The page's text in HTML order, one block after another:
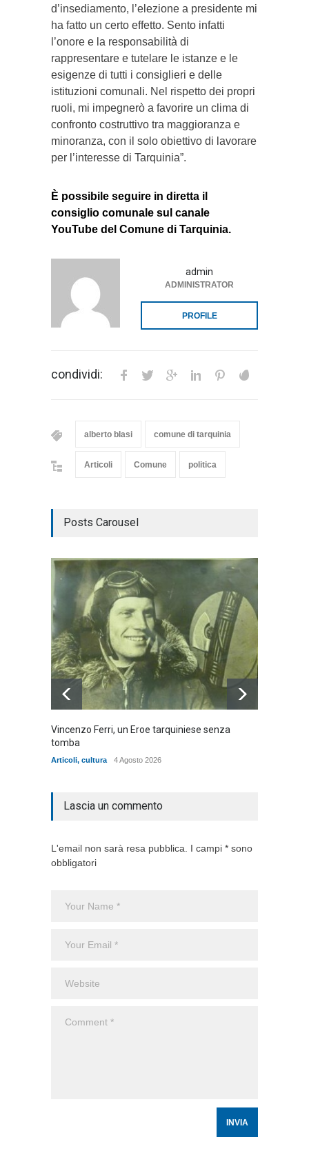
d’insediamento, l’elezione a presidente mi
ha fatto un certo effetto. Sento infatti
l’onore e la responsabilità di
rappresentare e tutelare le istanze e le
esigenze di tutti i consiglieri e delle
istituzioni comunali. Nel rispetto dei propri
ruoli, mi impegnerò a favorire un clima di
confronto costruttivo tra maggioranza e
minoranza, con il solo obiettivo di lavorare
per l’interesse di Tarquinia”.
È possibile seguire in diretta il
consiglio comunale sul canale
YouTube del Comune di Tarquinia.
admin
ADMINISTRATOR
PROFILE
condividi:
alberto blasi comune di tarquinia
Articoli Comune politica
Posts Carousel
Vincenzo Ferri, un Eroe tarquiniese senza
tomba
Articoli, cultura 4 Agosto 2026
Lascia un commento
L'email non sarà resa pubblica. I campi * sono
obbligatori